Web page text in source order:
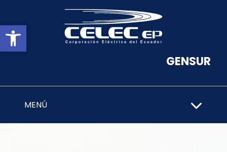
Abrir barra de herramientas
GENSUR
MENÚ